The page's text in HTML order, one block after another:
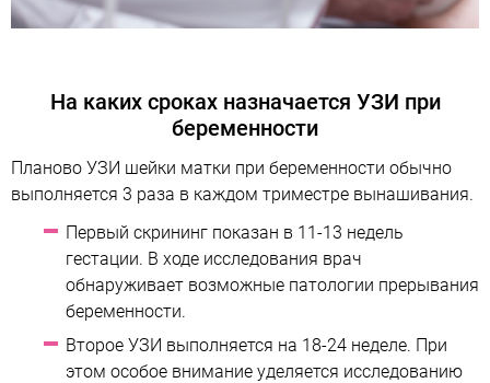
На каких сроках назначается УЗИ при
беременности
Планово УЗИ шейки матки при беременности обычно
выполняется 3 раза в каждом триместре вынашивания.
Первый скрининг показан в 11-13 недель
гестации. В ходе исследования врач
обнаруживает возможные патологии прерывания
беременности.
Второе УЗИ выполняется на 18-24 неделе. При
этом особое внимание уделяется исследованию